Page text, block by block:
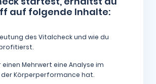
auf folgende Inhalte:
des Vitalcheck und wie du
einen Mehrwert eine Analyse im
der Körperperformance hat.